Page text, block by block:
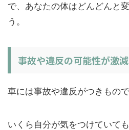
で、あなたの体はどんどんと
う。
事故や違反の可能性が激
車には事故や違反がつきもので
いくら自分が気をつけていて